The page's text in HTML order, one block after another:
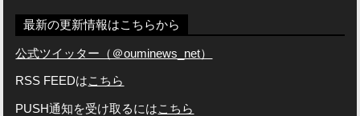
最新の更新情報はこちらから
公式ツイッター（＠ouminews_net）
RSS FEEDはこちら
PUSH通知を受け取るにはこちら